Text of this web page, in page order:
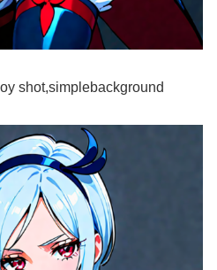
shot,simplebackground